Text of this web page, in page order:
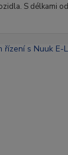
S délkami